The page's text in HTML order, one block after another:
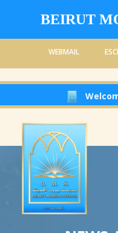
BEIRUT
WEBMAIL
Welcome to